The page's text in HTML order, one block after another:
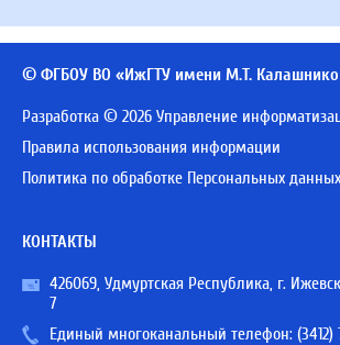
© ФГБОУ ВО «ИжГТУ имени М.Т.
Разработка © 2026 Управление
Правила использования информации
Политика по обработке Персональных данных
КОНТАКТЫ
426069, Удмуртская Республика, г.
7
Единый многоканальный телефон: